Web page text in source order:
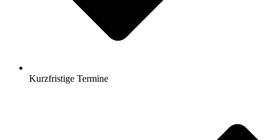
Kurzfristige Termine